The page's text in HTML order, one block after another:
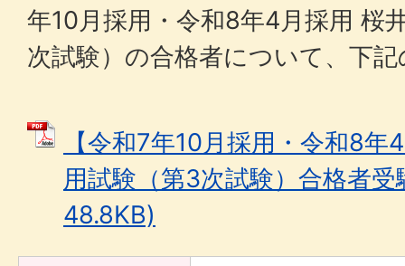
年10月採用・令和8年4月採用 桜
次試験）の合格者について、下
【令和7年10月採用・令和8
用試験（第3次試験）合格者
48.8KB)